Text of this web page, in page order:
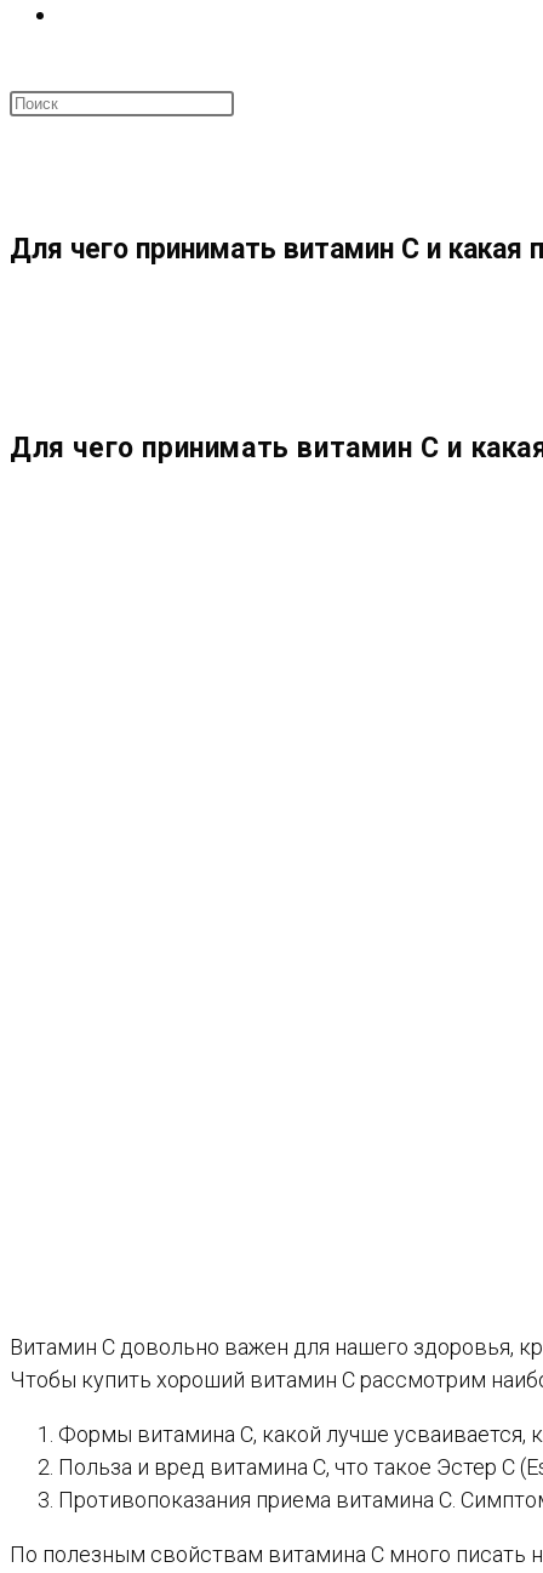
ПОИСК
Для чего принимать витамин С и какая
Для чего принимать витамин С и
Витамин С довольно важен для нашего здоровья,
Чтобы купить хороший витамин C рассмотрим
Формы витамина С, какой лучше усваивается,
Польза и вред витамина С, что такое Эстер С
Противопоказания приема витамина С.
По полезным свойствам витамина С много писать